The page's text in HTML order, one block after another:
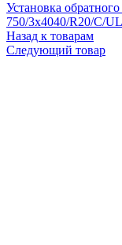
Установка
750/3x4040/R20/C/
Назад к товарам
Следующий товар